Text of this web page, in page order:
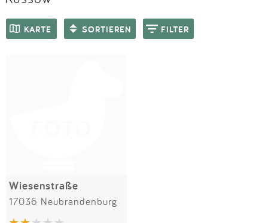
KARTE SORTIEREN FILTER
Wiesenstraße
17036 Neubrandenburg